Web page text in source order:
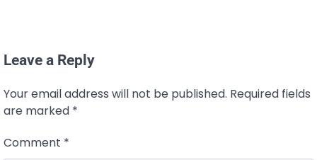
Leave a Reply
Your email address will not be published. Required fields
are marked *
Comment *